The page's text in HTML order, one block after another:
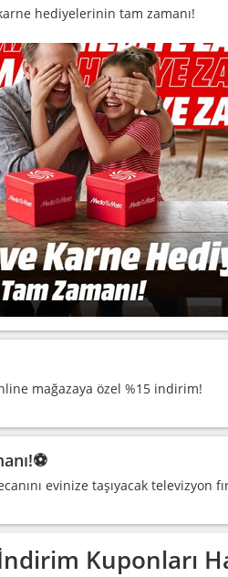
hediyelerinin tam zamanı!
mağazaya özel %15 indirim!
evinize taşıyacak televizyon
Kuponları